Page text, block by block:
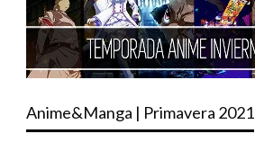
Anime&Manga | Primavera 2021